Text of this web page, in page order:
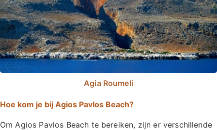
Agia Roumeli
Hoe kom je bij Agios Pavlos Beach?
Om Agios Pavlos Beach te bereiken, zijn er verschillende